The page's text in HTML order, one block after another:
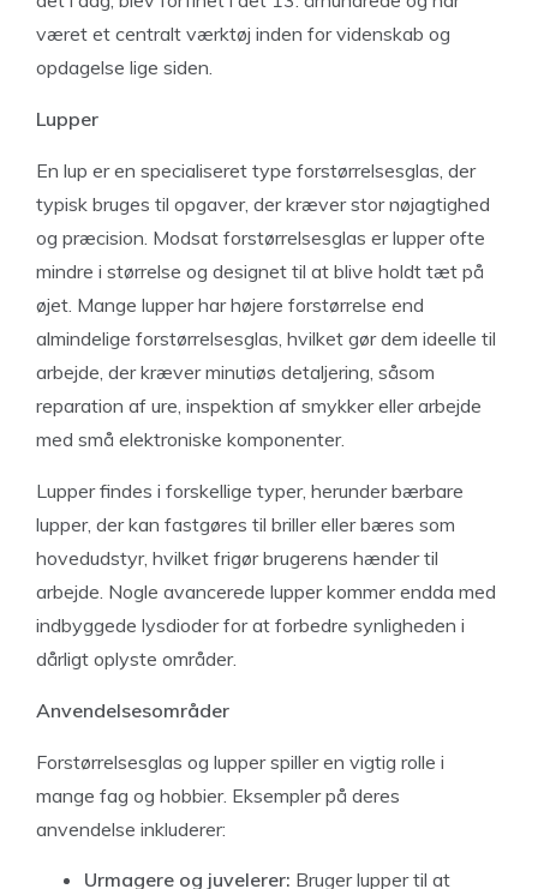
været et centralt værktøj inden for videnskab og
opdagelse lige siden.
Lupper
En lup er en specialiseret type forstørrelsesglas, der
typisk bruges til opgaver, der kræver stor nøjagtighed
og præcision. Modsat forstørrelsesglas er lupper ofte
mindre i størrelse og designet til at blive holdt tæt på
øjet. Mange lupper har højere forstørrelse end
almindelige forstørrelsesglas, hvilket gør dem ideelle til
arbejde, der kræver minutiøs detaljering, såsom
reparation af ure, inspektion af smykker eller arbejde
med små elektroniske komponenter.
Lupper findes i forskellige typer, herunder bærbare
lupper, der kan fastgøres til briller eller bæres som
hovedudstyr, hvilket frigør brugerens hænder til
arbejde. Nogle avancerede lupper kommer endda med
indbyggede lysdioder for at forbedre synligheden i
dårligt oplyste områder.
Anvendelsesområder
Forstørrelsesglas og lupper spiller en vigtig rolle i
mange fag og hobbier. Eksempler på deres
anvendelse inkluderer:
Urmagere og juvelerer: Bruger lupper til at